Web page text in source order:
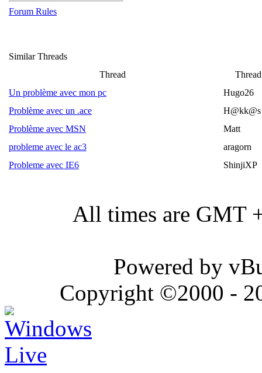
Forum Rules
Similar Threads
Thread
Un problème avec mon pc
Hugo26
Problème avec un .ace
H@kk@s
Problème avec MSN
Matt
probleme avec le ac3
aragorn
Probleme avec IE6
ShinjiXP
All times are GMT
Powered by
Copyright ©2000 -